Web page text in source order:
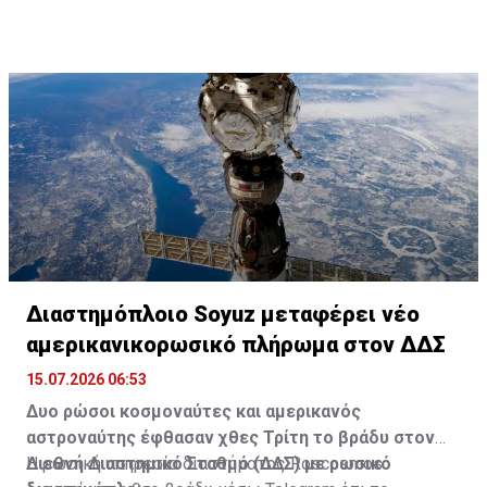
Διαβάστε επίσης:Αμερικανικορωσικό πλήρωμα
κατέφθασε στον Διεθνή Διαστημικό Σταθμό
Διαστημόπλοιο Soyuz μεταφέρει νέο
αμερικανικορωσικό πλήρωμα στον ΔΔΣ
15.07.2026 06:53
Δυο ρώσοι κοσμοναύτες και αμερικανός
αστροναύτης έφθασαν χθες Τρίτη το βράδυ στον
Διεθνή Διαστημικό Σταθμό (ΔΔΣ) με ρωσικό
Η ρωσική υπηρεσία διαστήματος Roscosmos